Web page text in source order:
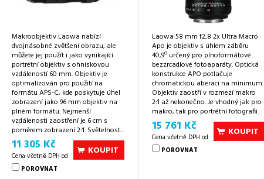
Makroobjektiv Laowa nabízí
dvojnásobné zvětšení obrazu, ale
můžete jej použít i jako vynikající
portrétní objektiv s ohniskovou
vzdáleností 60 mm. Objektiv je
optimalizován pro použití na
formátu APS-C, kde poskytuje úhel
zobrazení jako 96 mm objektiv na
plném formátu. Nejmenší
vzdálenosti zaostření je 6 cm s
poměrem zobrazení 2:1. Světelnost...
KOUPIT
11 305 Kč
Cena včetně DPH od
POROVNAT
Laowa 58 mm f2,8 2x Ultra Macro
Apo je objektiv s úhlem záběru
40,9o určený pro plnoformátové
bezzrcadlové fotoaparáty. Optická
konstrukce APO potlačuje
chromatickou aberaci na minimum.
Objektiv zaostří v rozmezí makro
2:1 až nekonečno. Je vhodný jak pro
makro, tak pro portrétní fotografii.
KOUPIT
15 761 Kč
Cena včetně DPH od
POROVNAT